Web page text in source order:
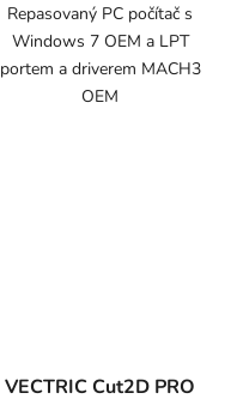
Repasovaný PC počítač s
Windows 7 OEM a LPT
portem a driverem MACH3
OEM
VECTRIC Cut2D PRO